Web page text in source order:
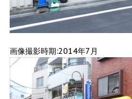
画像撮影時期:2014年7月